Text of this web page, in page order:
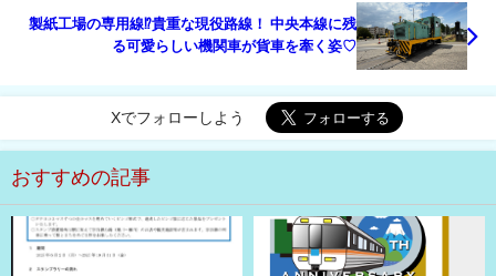
製紙工場の専用線⁉貴重な現役路線！ 中央本線に残
る可愛らしい機関車が貨車を牽く姿♡
Xでフォローしよう
おすすめの記事